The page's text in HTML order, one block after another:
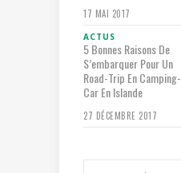
17 MAI 2017
ACTUS
5 Bonnes Raisons De
S’embarquer Pour Un
Road-Trip En Camping-
Car En Islande
27 DÉCEMBRE 2017